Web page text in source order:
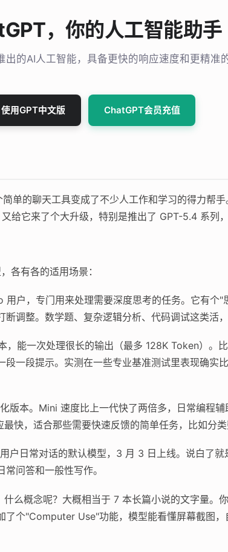
，你的人工智能助手
出的AI人工智能，具备更快的响应速度和更精准
使用GPT中文版 ChatGPT会员充值
单的聊天工具变成了不少人工作和学习的得力帮手
给它来了个大升级，特别是推出了 GPT-5.4 系列
各有各的适用场景：
户，专门用来处理需要深度思考的任务。它有个"
调整。数学题、复杂逻辑分析、代码调试这类活，
能一次处理很长的输出（最多 128K Token）。
一段提示。实测在一些专业基准测试里表现确实
本。Mini 速度比上一代快了两倍多，日常编程辅
快，适合那些需要快速反馈的简单任务，比如分类
日常对话的默认模型，3 月 3 日上线。说白了就
问答和一般性写作。
么概念呢？大概相当于 7 本长篇小说的文字量。
了个"Computer Use"功能，模型能看懂屏幕截图